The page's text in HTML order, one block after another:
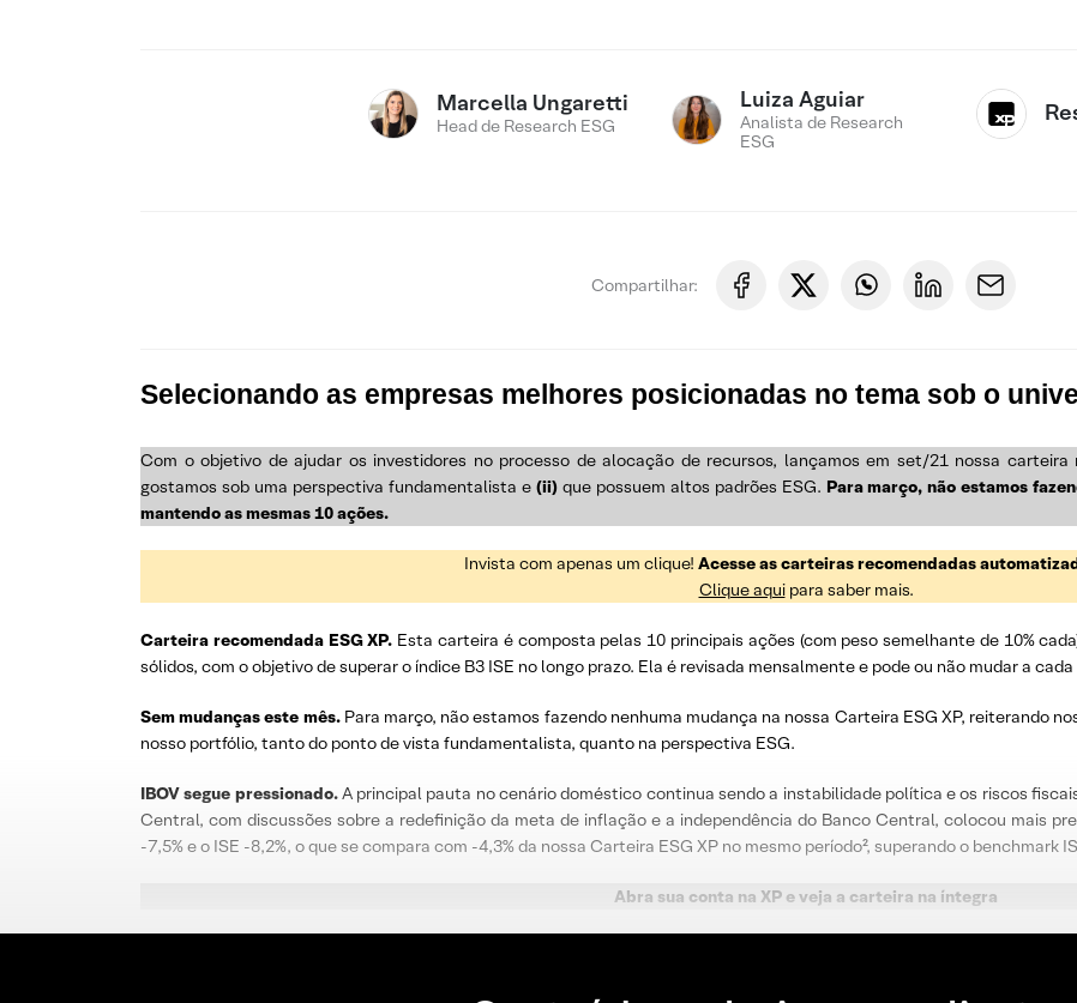
Marcella Ungaretti
Head de Research ESG
Luiza Aguiar
Analista de Research
ESG
Compartilhar:
Selecionando as empresas melhores posicionadas no tema sob o
Com o objetivo de ajudar os investidores no processo de alocação de recursos, lançamos em set/21 nossa carteira
gostamos sob uma perspectiva fundamentalista e (ii) que possuem altos padrões ESG. Para março, não estamos
mantendo as mesmas 10 ações.
Invista com apenas um clique! Acesse as carteiras recomendadas
Clique aquipara saber mais.
Carteira recomendada ESG XP. Esta carteira é composta pelas 10 principais ações (com peso semelhante de 10%
sólidos, com o objetivo de superar o índice B3 ISE no longo prazo. Ela é revisada mensalmente e pode ou não mudar a cada
Sem mudanças este mês. Para março, não estamos fazendo nenhuma mudança na nossa Carteira ESG XP, reiterando
nosso portfólio, tanto do ponto de vista fundamentalista, quanto na perspectiva ESG.
IBOV segue pressionado.A principal pauta no cenário doméstico continua sendo a instabilidade política e os riscos
Central, com discussões sobre a redefinição da meta de inflação e a independência do Banco Central, colocou mais
-7,5% e o ISE -8,2%, o que se compara com -4,3% da nossa Carteira ESG XP no mesmo período², superando o benchmark
Abra sua conta na XP e veja a carteira na íntegra